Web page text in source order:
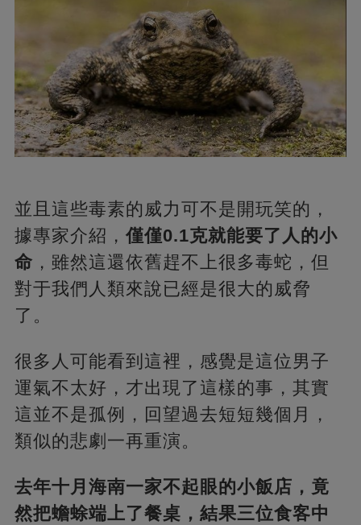
並且這些毒素的威力可不是開玩笑的，
據專家介紹， 僅僅0.1克就能要了人的小
命 ，雖然這還依舊趕不上很多毒蛇，但
對于我們人類來說已經是很大的威脅
了。
很多人可能看到這裡，感覺是這位男子
運氣不太好，才出現了這樣的事，其實
這並不是孤例，回望過去短短幾個月，
類似的悲劇一再重演。
去年十月海南一家不起眼的小飯店，竟
然把蟾蜍端上了餐桌，結果三位食客中